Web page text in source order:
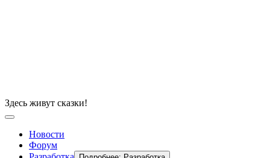
Здесь живут сказки!
Новости
Форум